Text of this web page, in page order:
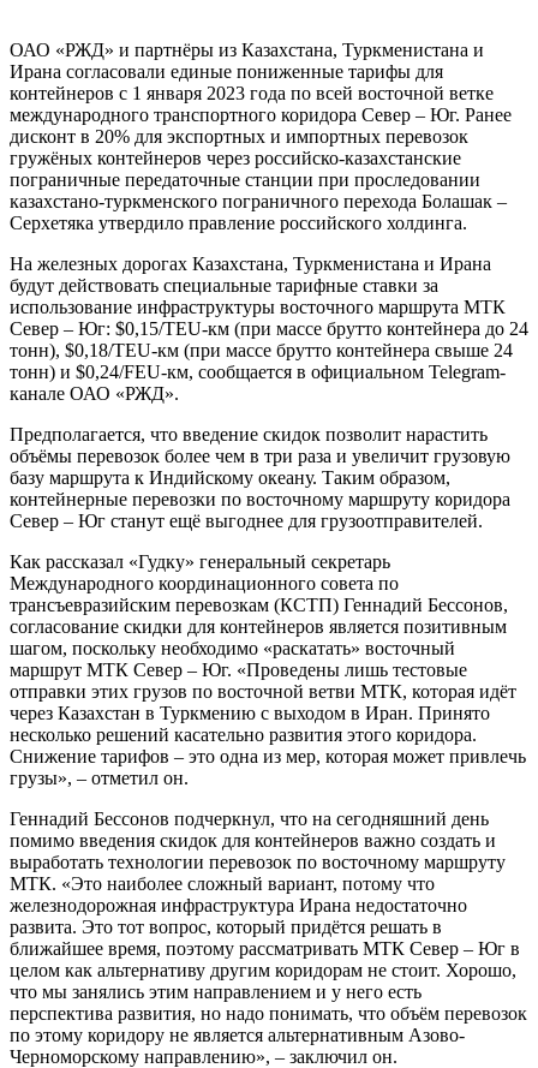
ОАО «РЖД» и партнёры из Казахстана, Туркменистана и
Ирана согласовали единые пониженные тарифы для
контейнеров с 1 января 2023 года по всей восточной ветке
международного транспортного коридора Север – Юг. Ранее
дисконт в 20% для экспортных и импортных перевозок
гружёных контейнеров через российско-казахстанские
пограничные передаточные станции при проследовании
казахстано-туркменского пограничного перехода Болашак –
Серхетяка утвердило правление российского холдинга.
На железных дорогах Казахстана, Туркменистана и Ирана
будут действовать специальные тарифные ставки за
использование инфраструктуры восточного маршрута МТК
Север – Юг: $0,15/TEU-км (при массе брутто контейнера до 24
тонн), $0,18/TEU-км (при массе брутто контейнера свыше 24
тонн) и $0,24/FEU-км, сообщается в официальном Telegram-
канале ОАО «РЖД».
Предполагается, что введение скидок позволит нарастить
объёмы перевозок более чем в три раза и увеличит грузовую
базу маршрута к Индийскому океану. Таким образом,
контейнерные перевозки по восточному маршруту коридора
Север – Юг станут ещё выгоднее для грузоотправителей.
Как рассказал «Гудку» генеральный секретарь
Международного координационного совета по
трансъевразийским перевозкам (КСТП) Геннадий Бессонов,
согласование скидки для контейнеров является позитивным
шагом, поскольку необходимо «раскатать» восточный
маршрут МТК Север – Юг. «Проведены лишь тестовые
отправки этих грузов по восточной ветви МТК, которая идёт
через Казахстан в Туркмению с выходом в Иран. Принято
несколько решений касательно развития этого коридора.
Снижение тарифов – это одна из мер, которая может привлечь
грузы», – отметил он.
Геннадий Бессонов подчеркнул, что на сегодняшний день
помимо введения скидок для контейнеров важно создать и
выработать технологии перевозок по восточному маршруту
МТК. «Это наиболее сложный вариант, потому что
железнодорожная инфраструктура Ирана недостаточно
развита. Это тот вопрос, который придётся решать в
ближайшее время, поэтому рассматривать МТК Север – Юг в
целом как альтернативу другим коридорам не стоит. Хорошо,
что мы занялись этим направлением и у него есть
перспектива развития, но надо понимать, что объём перевозок
по этому коридору не является альтернативным Азово-
Черноморскому направлению», – заключил он.